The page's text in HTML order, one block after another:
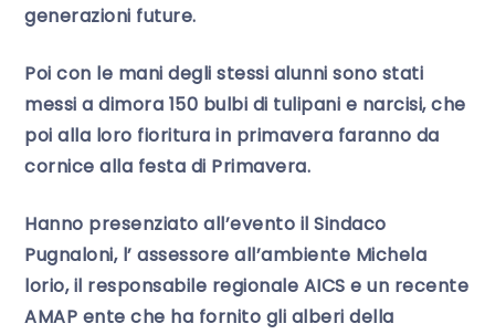
generazioni future.
Poi con le mani degli stessi alunni sono stati
messi a dimora 150 bulbi di tulipani e narcisi, che
poi alla loro fioritura in primavera faranno da
cornice alla festa di Primavera.
Hanno presenziato all’evento il Sindaco
Pugnaloni, l’ assessore all’ambiente Michela
lorio, il responsabile regionale AICS e un recente
AMAP ente che ha fornito gli alberi della